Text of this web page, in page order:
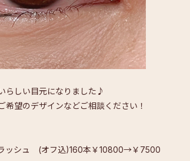
らしい目元になりました♪
希望のデザインなどご相談ください！
ラッシュ (オフ込)160本￥10800→￥7500